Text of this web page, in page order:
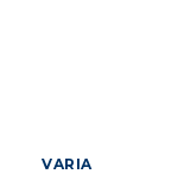
VARIA